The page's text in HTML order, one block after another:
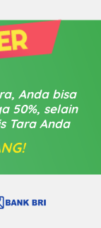
Anda bisa
50%, selain
Tara Anda